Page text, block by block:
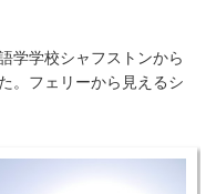
学学校シャフストンから
。フェリーから見えるシ